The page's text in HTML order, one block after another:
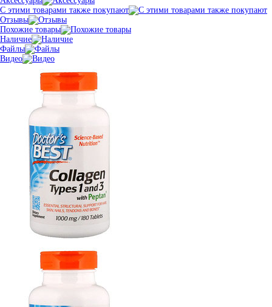
С этими товарами также покупают
Отзывы
Похожие товары
Наличие
Файлы
Видео